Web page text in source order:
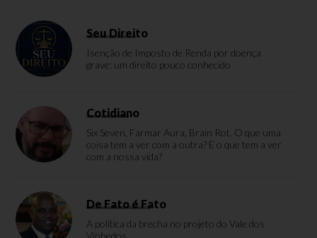
Seu Direito
Isenção de Imposto de Renda por doença
grave: um direito pouco conhecido
Cotidiano
Six Seven, Farmar Aura, Brain Rot. O que uma
coisa tem a ver com a outra? E o que tem a ver
com a nossa vida?
De Fato é Fato
A política da brecha no projeto do Vale dos
Vinhedos